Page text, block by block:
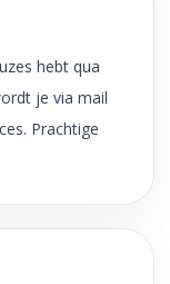
hebt qua
je via mail
Prachtige